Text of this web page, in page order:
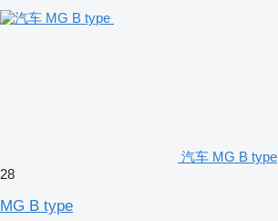
汽车 MG B type
28
MG B type